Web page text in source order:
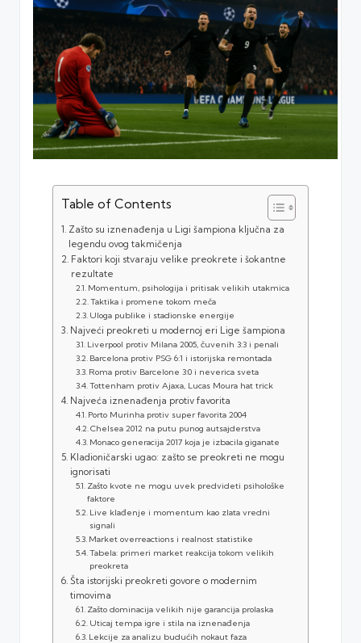
Table of Contents
Zašto su iznenađenja u Ligi šampiona ključna za
legendu ovog takmičenja
Faktori koji stvaraju velike preokrete i šokantne
rezultate
Momentum, psihologija i pritisak velikih utakmica
Taktika i promene tokom meča
Uloga publike i stadionske energije
Najveći preokreti u modernoj eri Lige šampiona
Liverpool protiv Milana 2005, čuvenih 3:3 i penali
Barcelona protiv PSG 6:1 i istorijska remontada
Roma protiv Barcelone 3:0 i neverica sveta
Tottenham protiv Ajaxa, Lucas Moura hat trick
Najveća iznenađenja protiv favorita
Porto Murinha protiv super favorita 2004
Chelsea 2012 na putu punog autsajderstva
Monaco generacija 2017 koja je izbacila giganate
Kladioničarski ugao: zašto se preokreti ne mogu
ignorisati
Zašto kvote ne mogu uvek predvideti psihološke
faktore
Live klađenje i momentum kao zlata vredni
signali
Market overreactions i realnost statistike
Tabela: primeri market reakcija tokom velikih
preokreta
Šta istorijski preokreti govore o modernim
timovima
Zašto dominacija velikih nije garancija prolaska
Uticaj tempa igre i stila na iznenađenja
Lekcije za analizu budućih nokaut faza